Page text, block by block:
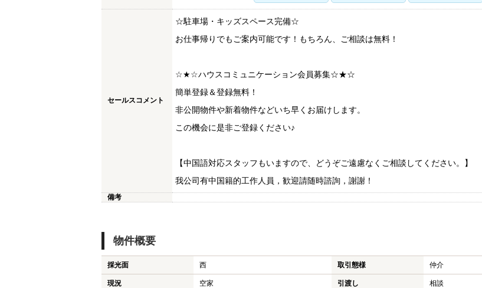
セールスコメント
☆駐車場・キッズスペース完備☆
お仕事帰りでもご案内可能です！もちろん、ご相談は無料！
☆★☆ハウスコミュニケーション会員募集☆★☆
簡単登録＆登録無料！
非公開物件や新着物件などいち早くお届けします。
この機会に是非ご登録ください♪
【中国語対応スタッフもいますので、どうぞご遠慮なくご相談してください。】
我公司有中国籍的工作人員，歓迎請随時諮詢，謝謝！
備考
物件概要
採光面 西 取引態様 仲介
現況 空家 引渡し 相談